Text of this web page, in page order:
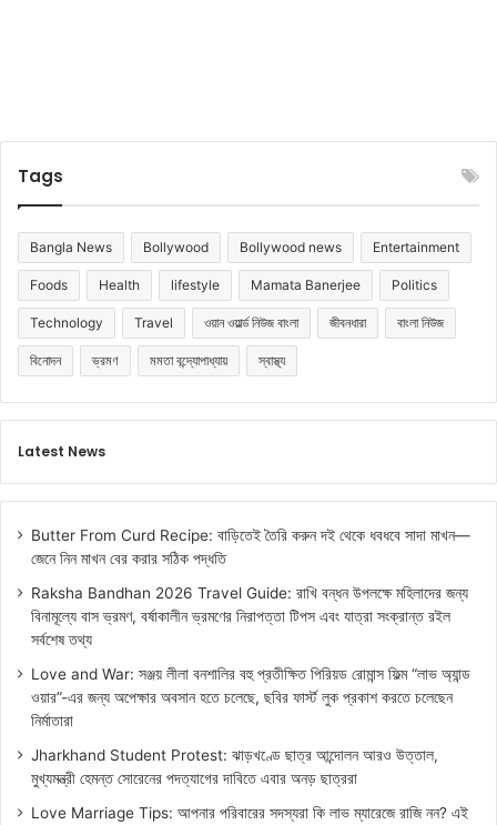
Tags
Bangla News Bollywood Bollywood news Entertainment
Foods Health lifestyle Mamata Banerjee Politics
Technology Travel ওয়ান ওয়ার্ল্ড নিউজ বাংলা জীবনধারা বাংলা নিউজ
বিনোদন ভ্রমণ মমতা বন্দ্যোপাধ্যায় স্বাস্থ্য
Latest News
Butter From Curd Recipe: বাড়িতেই তৈরি করুন দই থেকে ধবধবে সাদা মাখন—
জেনে নিন মাখন বের করার সঠিক পদ্ধতি
Raksha Bandhan 2026 Travel Guide: রাখি বন্ধন উপলক্ষে মহিলাদের জন্য
বিনামূল্যে বাস ভ্রমণ, বর্ষাকালীন ভ্রমণের নিরাপত্তা টিপস এবং যাত্রা সংক্রান্ত রইল
সর্বশেষ তথ্য
Love and War: সঞ্জয় লীলা বনশালির বহু প্রতীক্ষিত পিরিয়ড রোমান্স ফিল্ম “লাভ অ্যান্ড
ওয়ার”-এর জন্য অপেক্ষার অবসান হতে চলেছে, ছবির ফার্স্ট লুক প্রকাশ করতে চলেছেন
নির্মাতারা
Jharkhand Student Protest: ঝাড়খণ্ডে ছাত্র আন্দোলন আরও উত্তাল,
মুখ্যমন্ত্রী হেমন্ত সোরেনের পদত্যাগের দাবিতে এবার অনড় ছাত্ররা
Love Marriage Tips: আপনার পরিবারের সদস্যরা কি লাভ ম্যারেজে রাজি নন? এই